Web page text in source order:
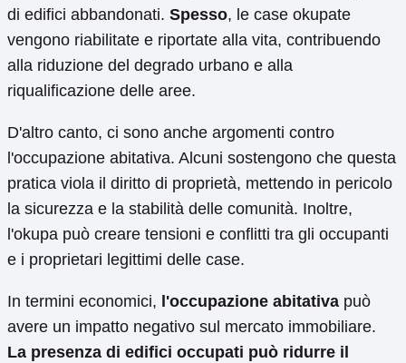
di edifici abbandonati. Spesso, le case okupate
vengono riabilitate e riportate alla vita, contribuendo
alla riduzione del degrado urbano e alla
riqualificazione delle aree.
D'altro canto, ci sono anche argomenti contro
l'occupazione abitativa. Alcuni sostengono che questa
pratica viola il diritto di proprietà, mettendo in pericolo
la sicurezza e la stabilità delle comunità. Inoltre,
l'okupa può creare tensioni e conflitti tra gli occupanti
e i proprietari legittimi delle case.
In termini economici, l'occupazione abitativa può
avere un impatto negativo sul mercato immobiliare.
La presenza di edifici occupati può ridurre il